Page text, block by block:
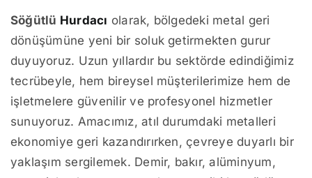
Söğütlü Hurdacı olarak, bölgedeki metal geri
dönüşümüne yeni bir soluk getirmekten gurur
duyuyoruz. Uzun yıllardır bu sektörde edindiğimiz
tecrübeyle, hem bireysel müşterilerimize hem de
işletmelere güvenilir ve profesyonel hizmetler
sunuyoruz. Amacımız, atıl durumdaki metalleri
ekonomiye geri kazandırırken, çevreye duyarlı bir
yaklaşım sergilemek. Demir, bakır, alüminyum,